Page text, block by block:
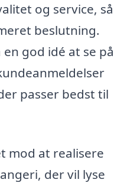
og service, så
beslutning.
god idé at se på
passer bedst til
mod at realisere
der vil lyse